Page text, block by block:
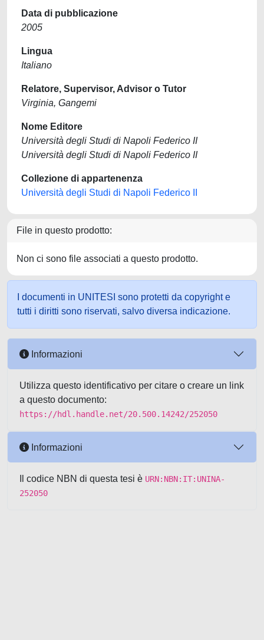
Data di pubblicazione
2005
Lingua
Italiano
Relatore, Supervisor, Advisor o Tutor
Virginia, Gangemi
Nome Editore
Università degli Studi di Napoli Federico II
Università degli Studi di Napoli Federico II
Collezione di appartenenza
Università degli Studi di Napoli Federico II
File in questo prodotto:
Non ci sono file associati a questo prodotto.
I documenti in UNITESI sono protetti da copyright e
tutti i diritti sono riservati, salvo diversa indicazione.
Informazioni
Utilizza questo identificativo per citare o creare un link
a questo documento:
https://hdl.handle.net/20.500.14242/252050
Informazioni
Il codice NBN di questa tesi è URN:NBN:IT:UNINA-
252050